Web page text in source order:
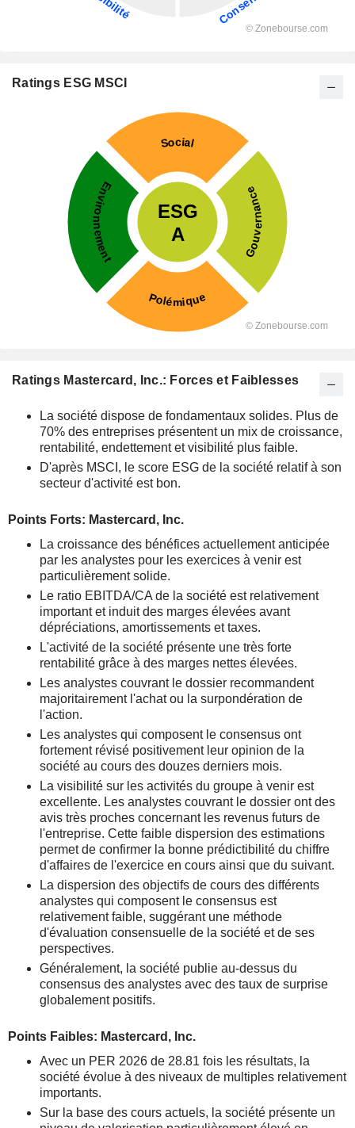
Ratings ESG MSCI
Ratings Mastercard, Inc.: Forces et Faiblesses
La société dispose de fondamentaux solides. Plus de
70% des entreprises présentent un mix de croissance,
rentabilité, endettement et visibilité plus faible.
D'après MSCI, le score ESG de la société relatif à son
secteur d'activité est bon.
Points Forts: Mastercard, Inc.
La croissance des bénéfices actuellement anticipée
par les analystes pour les exercices à venir est
particulièrement solide.
Le ratio EBITDA/CA de la société est relativement
important et induit des marges élevées avant
dépréciations, amortissements et taxes.
L'activité de la société présente une très forte
rentabilité grâce à des marges nettes élevées.
Les analystes couvrant le dossier recommandent
majoritairement l'achat ou la surpondération de
l'action.
Les analystes qui composent le consensus ont
fortement révisé positivement leur opinion de la
société au cours des douzes derniers mois.
La visibilité sur les activités du groupe à venir est
excellente. Les analystes couvrant le dossier ont des
avis très proches concernant les revenus futurs de
l'entreprise. Cette faible dispersion des estimations
permet de confirmer la bonne prédictibilité du chiffre
d'affaires de l'exercice en cours ainsi que du suivant.
La dispersion des objectifs de cours des différents
analystes qui composent le consensus est
relativement faible, suggérant une méthode
d'évaluation consensuelle de la société et de ses
perspectives.
Généralement, la société publie au-dessus du
consensus des analystes avec des taux de surprise
globalement positifs.
Points Faibles: Mastercard, Inc.
Avec un PER 2026 de 28.81 fois les résultats, la
société évolue à des niveaux de multiples relativement
importants.
Sur la base des cours actuels, la société présente un